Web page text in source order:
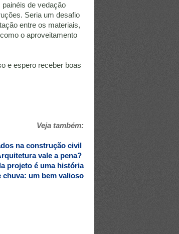
de vedação
Seria um desafio
entre os materiais,
o aproveitamento
e espero receber boas
Veja também:
na construção civil
vale a pena?
projeto é uma história
chuva: um bem valioso